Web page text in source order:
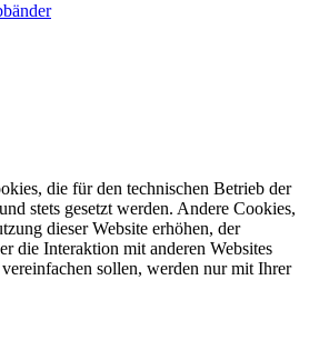
die für den technischen Betrieb der
stets gesetzt werden. Andere Cookies,
dieser Website erhöhen, der
die Interaktion mit anderen Websites
sollen, werden nur mit Ihrer